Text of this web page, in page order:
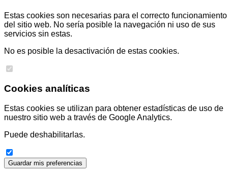
Estas cookies son necesarias para el correcto funcionamiento
del sitio web. No sería posible la navegación ni uso de sus
servicios sin estas.
No es posible la desactivación de estas cookies.
Cookies analíticas
Estas cookies se utilizan para obtener estadísticas de uso de
nuestro sitio web a través de Google Analytics.
Puede deshabilitarlas.
Guardar mis preferencias